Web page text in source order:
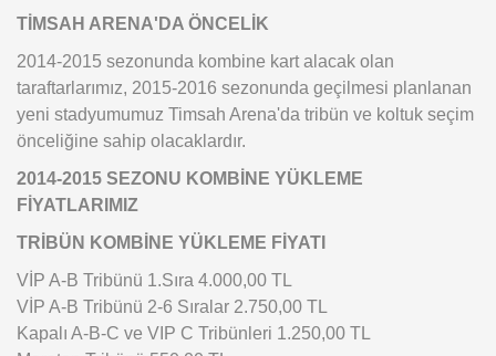
TİMSAH ARENA'DA ÖNCELİK
2014-2015 sezonunda kombine kart alacak olan
taraftarlarımız, 2015-2016 sezonunda geçilmesi planlanan
yeni stadyumumuz Timsah Arena'da tribün ve koltuk seçim
önceliğine sahip olacaklardır.
2014-2015 SEZONU KOMBİNE YÜKLEME
FİYATLARIMIZ
TRİBÜN KOMBİNE YÜKLEME FİYATI
VİP A-B Tribünü 1.Sıra 4.000,00 TL
VİP A-B Tribünü 2-6 Sıralar 2.750,00 TL
Kapalı A-B-C ve VIP C Tribünleri 1.250,00 TL